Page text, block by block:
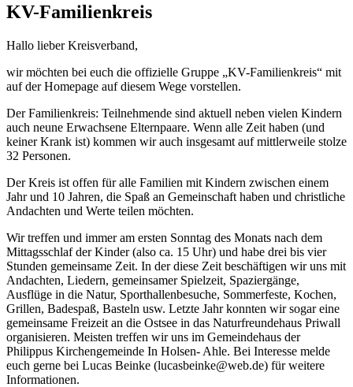
KV-Familienkreis
Hallo lieber Kreisverband,
wir möchten bei euch die offizielle Gruppe „KV-Familienkreis“ mit
auf der Homepage auf diesem Wege vorstellen.
Der Familienkreis: Teilnehmende sind aktuell neben vielen Kindern
auch neune Erwachsene Elternpaare. Wenn alle Zeit haben (und
keiner Krank ist) kommen wir auch insgesamt auf mittlerweile stolze
32 Personen.
Der Kreis ist offen für alle Familien mit Kindern zwischen einem
Jahr und 10 Jahren, die Spaß an Gemeinschaft haben und christliche
Andachten und Werte teilen möchten.
Wir treffen und immer am ersten Sonntag des Monats nach dem
Mittagsschlaf der Kinder (also ca. 15 Uhr) und habe drei bis vier
Stunden gemeinsame Zeit. In der diese Zeit beschäftigen wir uns mit
Andachten, Liedern, gemeinsamer Spielzeit, Spaziergänge,
Ausflüge in die Natur, Sporthallenbesuche, Sommerfeste, Kochen,
Grillen, Badespaß, Basteln usw. Letzte Jahr konnten wir sogar eine
gemeinsame Freizeit an die Ostsee in das Naturfreundehaus Priwall
organisieren. Meisten treffen wir uns im Gemeindehaus der
Philippus Kirchengemeinde In Holsen- Ahle. Bei Interesse melde
euch gerne bei Lucas Beinke (lucasbeinke@web.de) für weitere
Informationen.